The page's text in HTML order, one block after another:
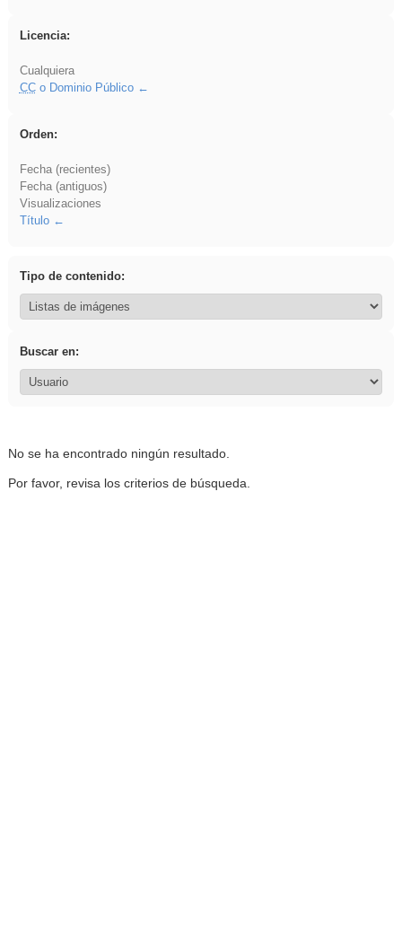
Licencia:
Cualquiera
CCo Dominio Público
Orden:
Fecha (recientes)
Fecha (antiguos)
Visualizaciones
Título
Tipo de contenido:
Buscar en:
No se ha encontrado ningún resultado.
Por favor, revisa los criterios de búsqueda.